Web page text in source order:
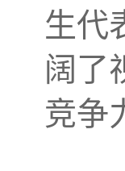
生代
阔了
竞争